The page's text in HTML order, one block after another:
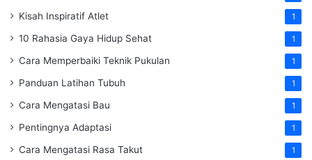
Kisah Inspiratif Atlet 1
10 Rahasia Gaya Hidup Sehat 1
Cara Memperbaiki Teknik Pukulan 1
Panduan Latihan Tubuh 1
Cara Mengatasi Bau 1
Pentingnya Adaptasi 1
Cara Mengatasi Rasa Takut 1